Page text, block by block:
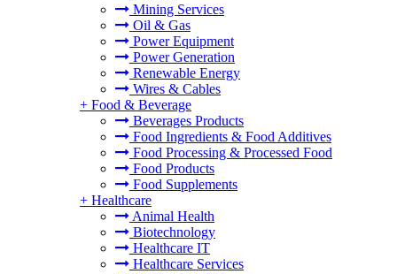
Mining Services
Oil & Gas
Power Equipment
Power Generation
Renewable Energy
Wires & Cables
+ Food & Beverage
Beverages Products
Food Ingredients & Food Additives
Food Processing & Processed Food
Food Products
Food Supplements
+ Healthcare
Animal Health
Biotechnology
Healthcare IT
Healthcare Services